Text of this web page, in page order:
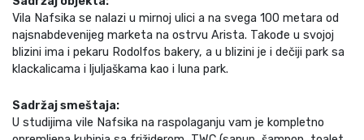
Vila Nafsika se nalazi u mirnoj ulici a na svega 100 metara od
najsnabdevenijeg marketa na ostrvu Arista. Takođe u svojoj
blizini ima i pekaru Rodolfos bakery, a u blizini je i dečiji park sa
klackalicama i ljuljaškama kao i luna park.
Sadržaj smeštaja:
U studijima vile Nafsika na raspolaganju vam je kompletno